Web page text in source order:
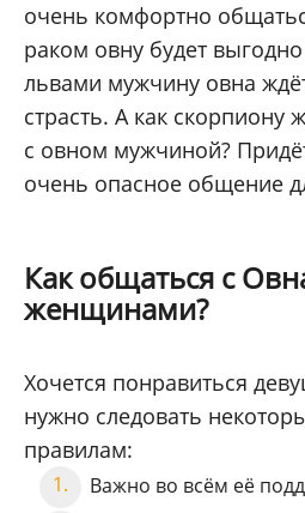
очень комфортно
раком овну будет
львами мужчину овна
страсть. А как
с овном мужчиной?
очень опасное общение
Как общаться с
женщинами?
Хочется понравиться
нужно следовать
правилам:
Важно во всём её